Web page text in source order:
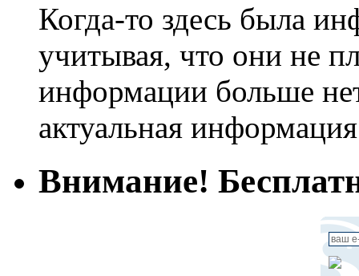
Когда-то здесь была
учитывая, что они не
информации больше
актуальная
Внимание!